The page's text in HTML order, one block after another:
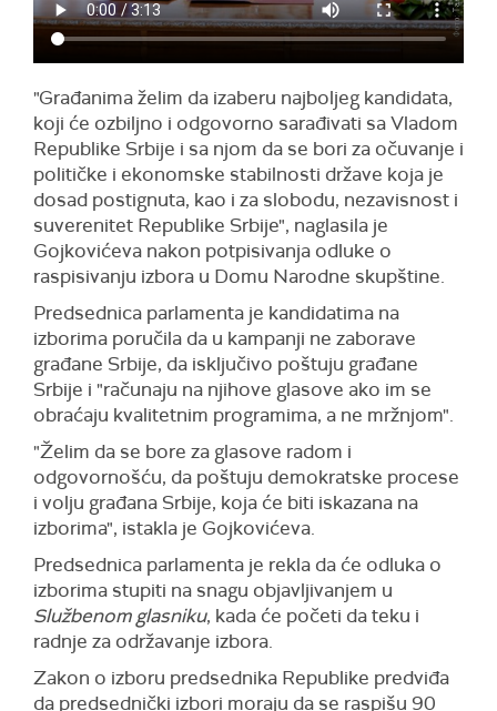
"Građanima želim da izaberu najboljeg kandidata,
koji će ozbiljno i odgovorno sarađivati sa Vladom
Republike Srbije i sa njom da se bori za očuvanje i
političke i ekonomske stabilnosti države koja je
dosad postignuta, kao i za slobodu, nezavisnost i
suverenitet Republike Srbije", naglasila je
Gojkovićeva nakon potpisivanja odluke o
raspisivanju izbora u Domu Narodne skupštine.
Predsednica parlamenta je kandidatima na
izborima poručila da u kampanji ne zaborave
građane Srbije, da isključivo poštuju građane
Srbije i "računaju na njihove glasove ako im se
obraćaju kvalitetnim programima, a ne mržnjom".
"Želim da se bore za glasove radom i
odgovornošću, da poštuju demokratske procese
i volju građana Srbije, koja će biti iskazana na
izborima", istakla je Gojkovićeva.
Predsednica parlamenta je rekla da će odluka o
izborima stupiti na snagu objavljivanjem u
Službenom glasniku, kada će početi da teku i
radnje za održavanje izbora.
Zakon o izboru predsednika Republike predviđa
da predsednički izbori moraju da se raspišu 90